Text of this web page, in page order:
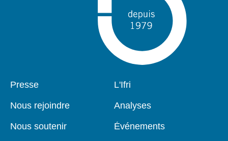
Pied
Presse
Nous rejoindre
Nous soutenir
Navigation
L'Ifri
Analyses
Événements